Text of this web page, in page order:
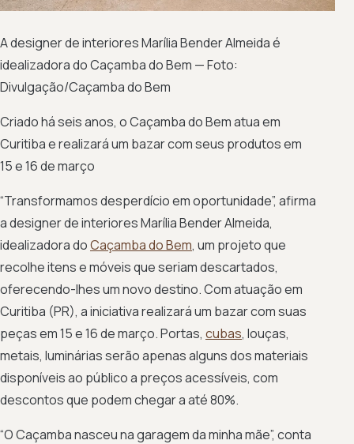
A designer de interiores Marília Bender Almeida é
idealizadora do Caçamba do Bem — Foto:
Divulgação/Caçamba do Bem
Criado há seis anos, o Caçamba do Bem atua em
Curitiba e realizará um bazar com seus produtos em
15 e 16 de março
“Transformamos desperdício em oportunidade”, afirma
a designer de interiores Marília Bender Almeida,
idealizadora doCaçamba do Bem, um projeto que
recolhe itens e móveis que seriam descartados,
oferecendo-lhes um novo destino. Com atuação em
Curitiba (PR), a iniciativa realizará um bazar com suas
peças em 15 e 16 de março. Portas, cubas, louças,
metais, luminárias serão apenas alguns dos materiais
disponíveis ao público a preços acessíveis, com
descontos que podem chegar a até 80%.
“O Caçamba nasceu na garagem da minha mãe”, conta